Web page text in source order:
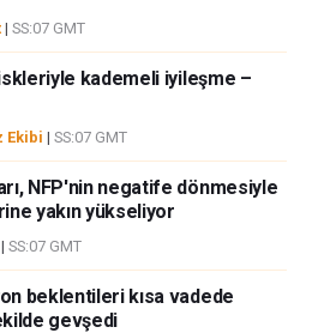
| SS:07 GMT
kademeli iyileşme –
Ekibi | SS:07 GMT
NFP'nin negatife dönmesiyle
yakın yükseliyor
| SS:07 GMT
beklentileri kısa vadede
gevşedi